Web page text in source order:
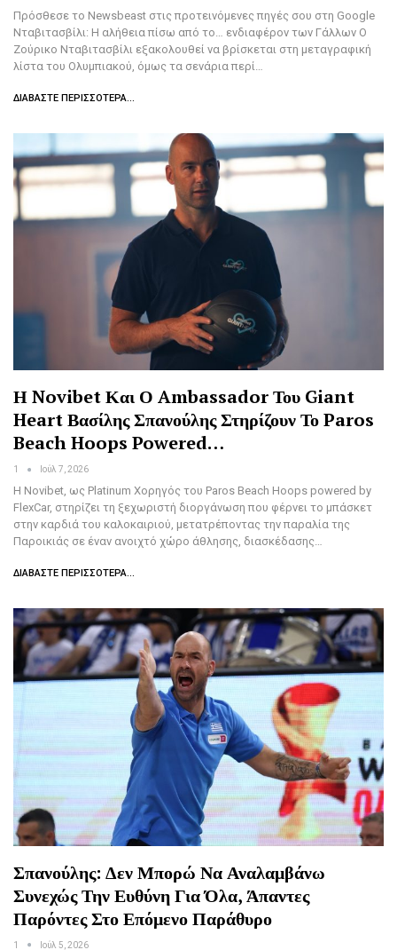
Πρόσθεσε το Newsbeast στις προτεινόμενες πηγές σου στη Google
Νταβιτασβίλι: Η αλήθεια πίσω από το… ενδιαφέρον των Γάλλων Ο
Ζούρικο Νταβιτασβίλι εξακολουθεί να βρίσκεται στη μεταγραφική
λίστα του Ολυμπιακού, όμως τα σενάρια περί…
ΔΙΑΒΆΣΤΕ ΠΕΡΙΣΣΌΤΕΡΑ...
Η Novibet Και Ο Ambassador Του Giant
Heart Βασίλης Σπανούλης Στηρίζουν Το Paros
Beach Hoops Powered…
1 Ιούλ 7, 2026
Η Novibet, ως Platinum Χορηγός του Paros Beach Hoops powered by
FlexCar, στηρίζει τη ξεχωριστή διοργάνωση που φέρνει το μπάσκετ
στην καρδιά του καλοκαιριού, μετατρέποντας την παραλία της
Παροικιάς σε έναν ανοιχτό χώρο άθλησης, διασκέδασης…
ΔΙΑΒΆΣΤΕ ΠΕΡΙΣΣΌΤΕΡΑ...
Σπανούλης: Δεν Μπορώ Να Αναλαμβάνω
Συνεχώς Την Ευθύνη Για Όλα, Άπαντες
Παρόντες Στο Επόμενο Παράθυρο
1 Ιούλ 5, 2026